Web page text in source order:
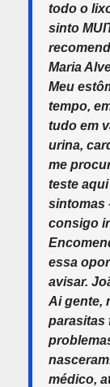
todo o
sinto
Maria
Meu
tempo,
tudo em
urina,
me
teste
sintomas
consigo
essa
avisar.
Ai gente,
parasitas
médico,